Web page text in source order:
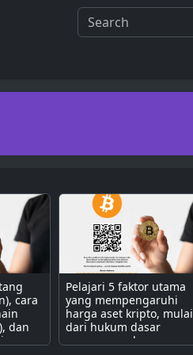
cara
dan
Pelajari 5 faktor utama
yang mempengaruhi
harga aset kripto, mulai
dari hukum dasar
penawaran dan